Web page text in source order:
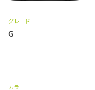
グレード
G
カラー